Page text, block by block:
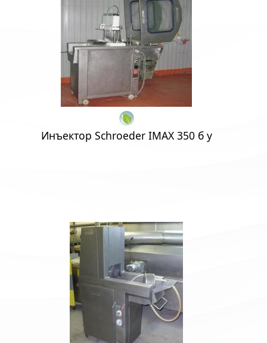
Инъектор Schroeder IMAX 350 б у